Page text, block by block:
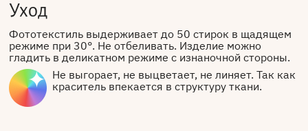
Уход
Фототекстиль выдерживает до 50 стирок в щадящем
режиме при 30°. Не отбеливать. Изделие можно
гладить в деликатном режиме с изнаночной стороны.
Не выгорает, не выцветает, не линяет. Так как
краситель впекается в структуру ткани.